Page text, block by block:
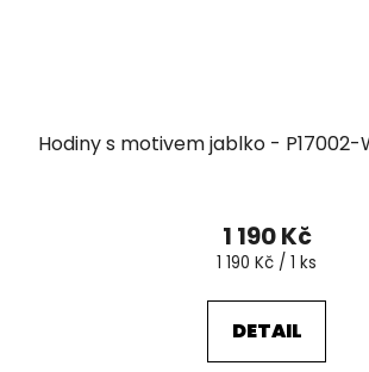
Hodiny s motivem jablko - P17002-
1 190 Kč
Měrná
1 190 Kč / 1 ks
DETAIL